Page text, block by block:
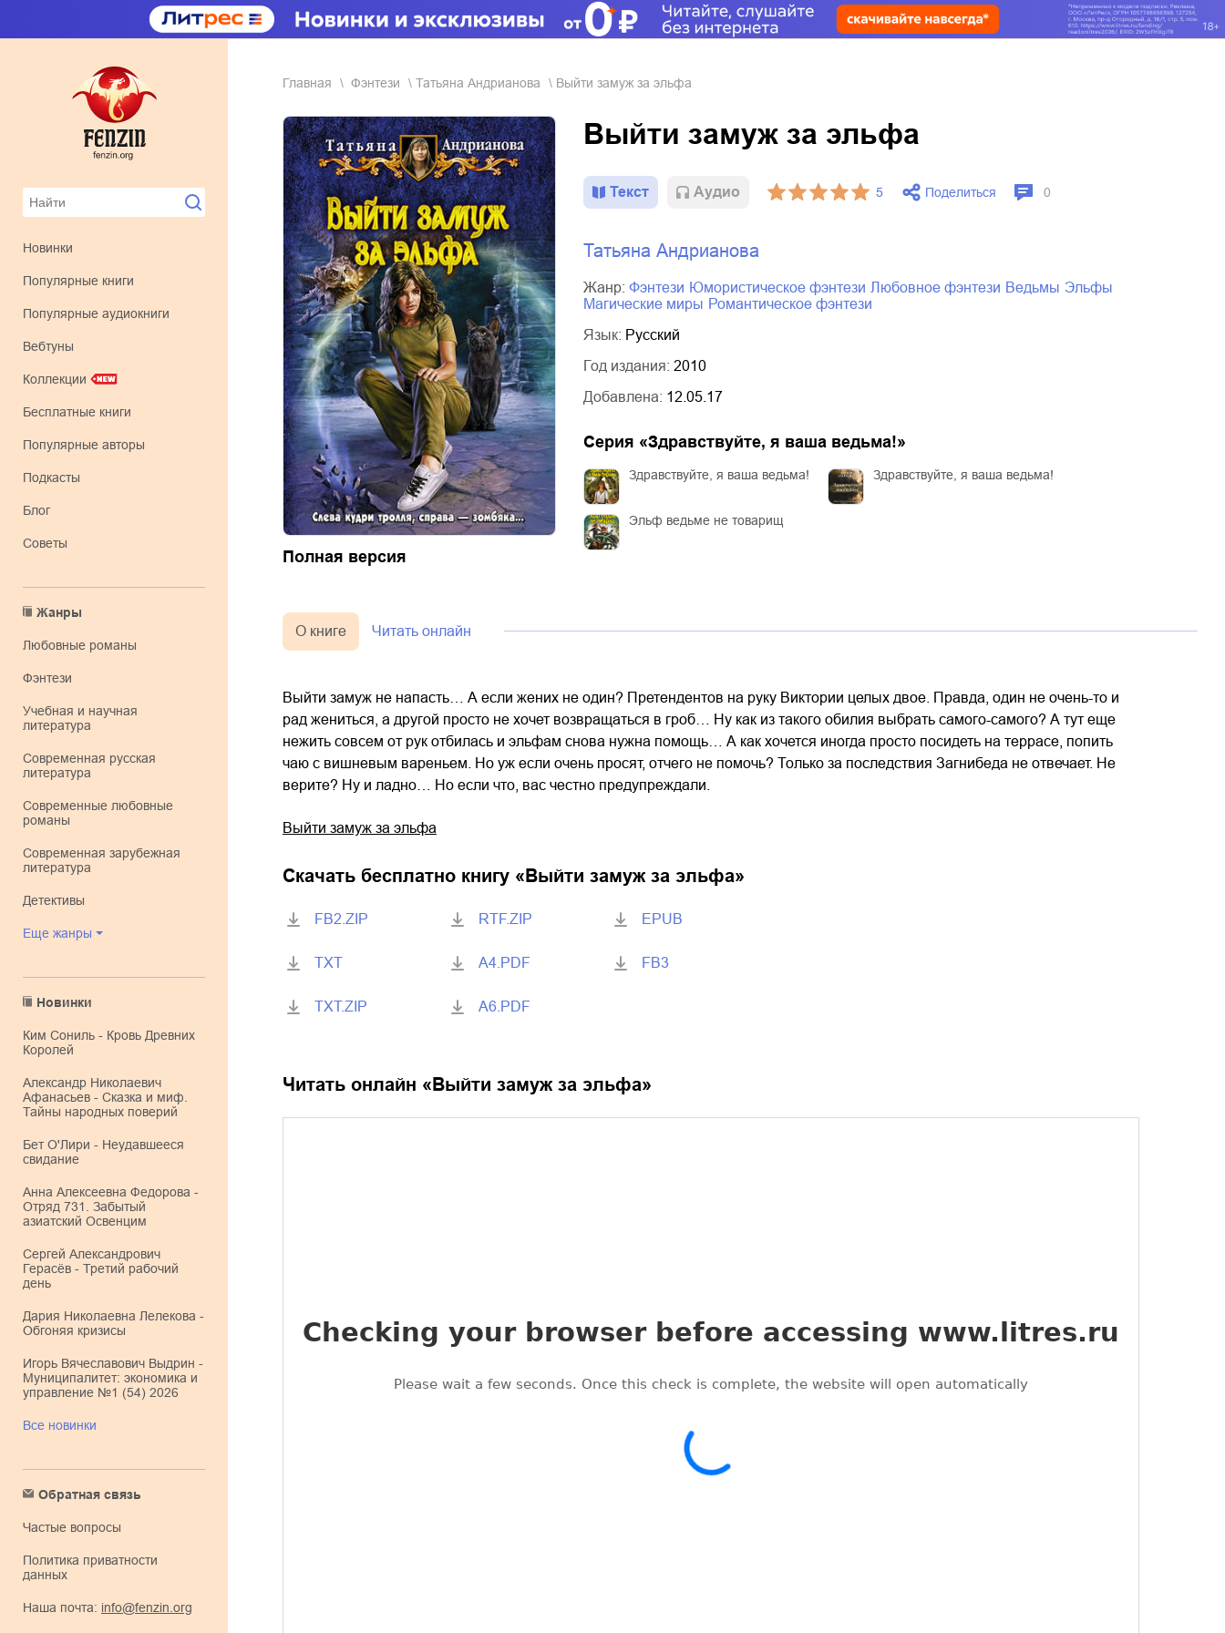
Новинки
Популярные книги
Популярные аудиокниги
Вебтуны
Коллекции
Бесплатные книги
Популярные авторы
Подкасты
Блог
Советы
Жанры
любовные романы
фэнтези
учебная и научная
литература
современная русская
литература
современные любовные
романы
современная зарубежная
литература
детективы
Еще жанры
Новинки
Ким Сониль - Кровь Древних
Королей
Александр Николаевич
Афанасьев - Сказка и миф.
Тайны народных поверий
Бет О'Лири - Неудавшееся
свидание
Анна Алексеевна Федорова -
Отряд 731. Забытый
азиатский Освенцим
Сергей Александрович
Герасёв - Третий рабочий
день
Дария Николаевна Лелекова -
Обгоняя кризисы
Игорь Вячеславович Выдрин -
Муниципалитет: экономика и
управление №1 (54) 2026
Все новинки
Обратная связь
Частые вопросы
Политика приватности
данных
Наша почта: info@fenzin.org
Главная фэнтези Татьяна Андрианова Выйти замуж за эльфа
Полная версия
Выйти замуж за эльфа
Текст Aудио 5 Поделиться 0
Татьяна Андрианова
Жанр: фэнтези юмористическое фэнтези любовное фэнтези ведьмы
эльфы
магические миры
романтическое фэнтези
Язык: Русский
Год издания: 2010
Добавлена: 12.05.17
Серия «Здравствуйте, я ваша ведьма!»
Здравствуйте, я ваша ведьма! Здравствуйте, я ваша ведьма!
Эльф ведьме не товарищ
О книге Читать онлайн
Выйти замуж не напасть… А если жених не один? Претендентов на руку Виктории целых двое. Правда, один не очень-то и
рад жениться, а другой просто не хочет возвращаться в гроб… Ну как из такого обилия выбрать самого-самого? А тут еще
нежить совсем от рук отбилась и эльфам снова нужна помощь… А как хочется иногда просто посидеть на террасе, попить
чаю с вишневым вареньем. Но уж если очень просят, отчего не помочь? Только за последствия Загнибеда не отвечает. Не
верите? Ну и ладно… Но если что, вас честно предупреждали.
Выйти замуж за эльфа
Скачать бесплатно книгу « Выйти замуж за эльфа»
FB2.ZIP
TXT
TXT.ZIP
RTF.ZIP
A4.PDF
A6.PDF
EPUB
FB3
Читать онлайн « Выйти замуж за эльфа»